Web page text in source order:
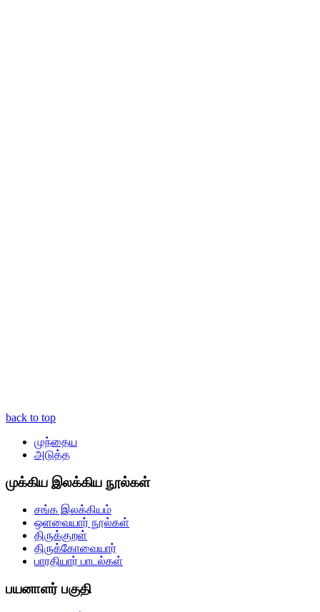
back to top
முந்தைய
அடுத்த
முக்கிய இலக்கிய நூல்கள்
சங்க இலக்கியம்
ஒளவையார் நூல்கள்
திருக்குறள்
திருக்கோவையார்
பாரதியார் பாடல்கள்
பயனாளர் பகுதி